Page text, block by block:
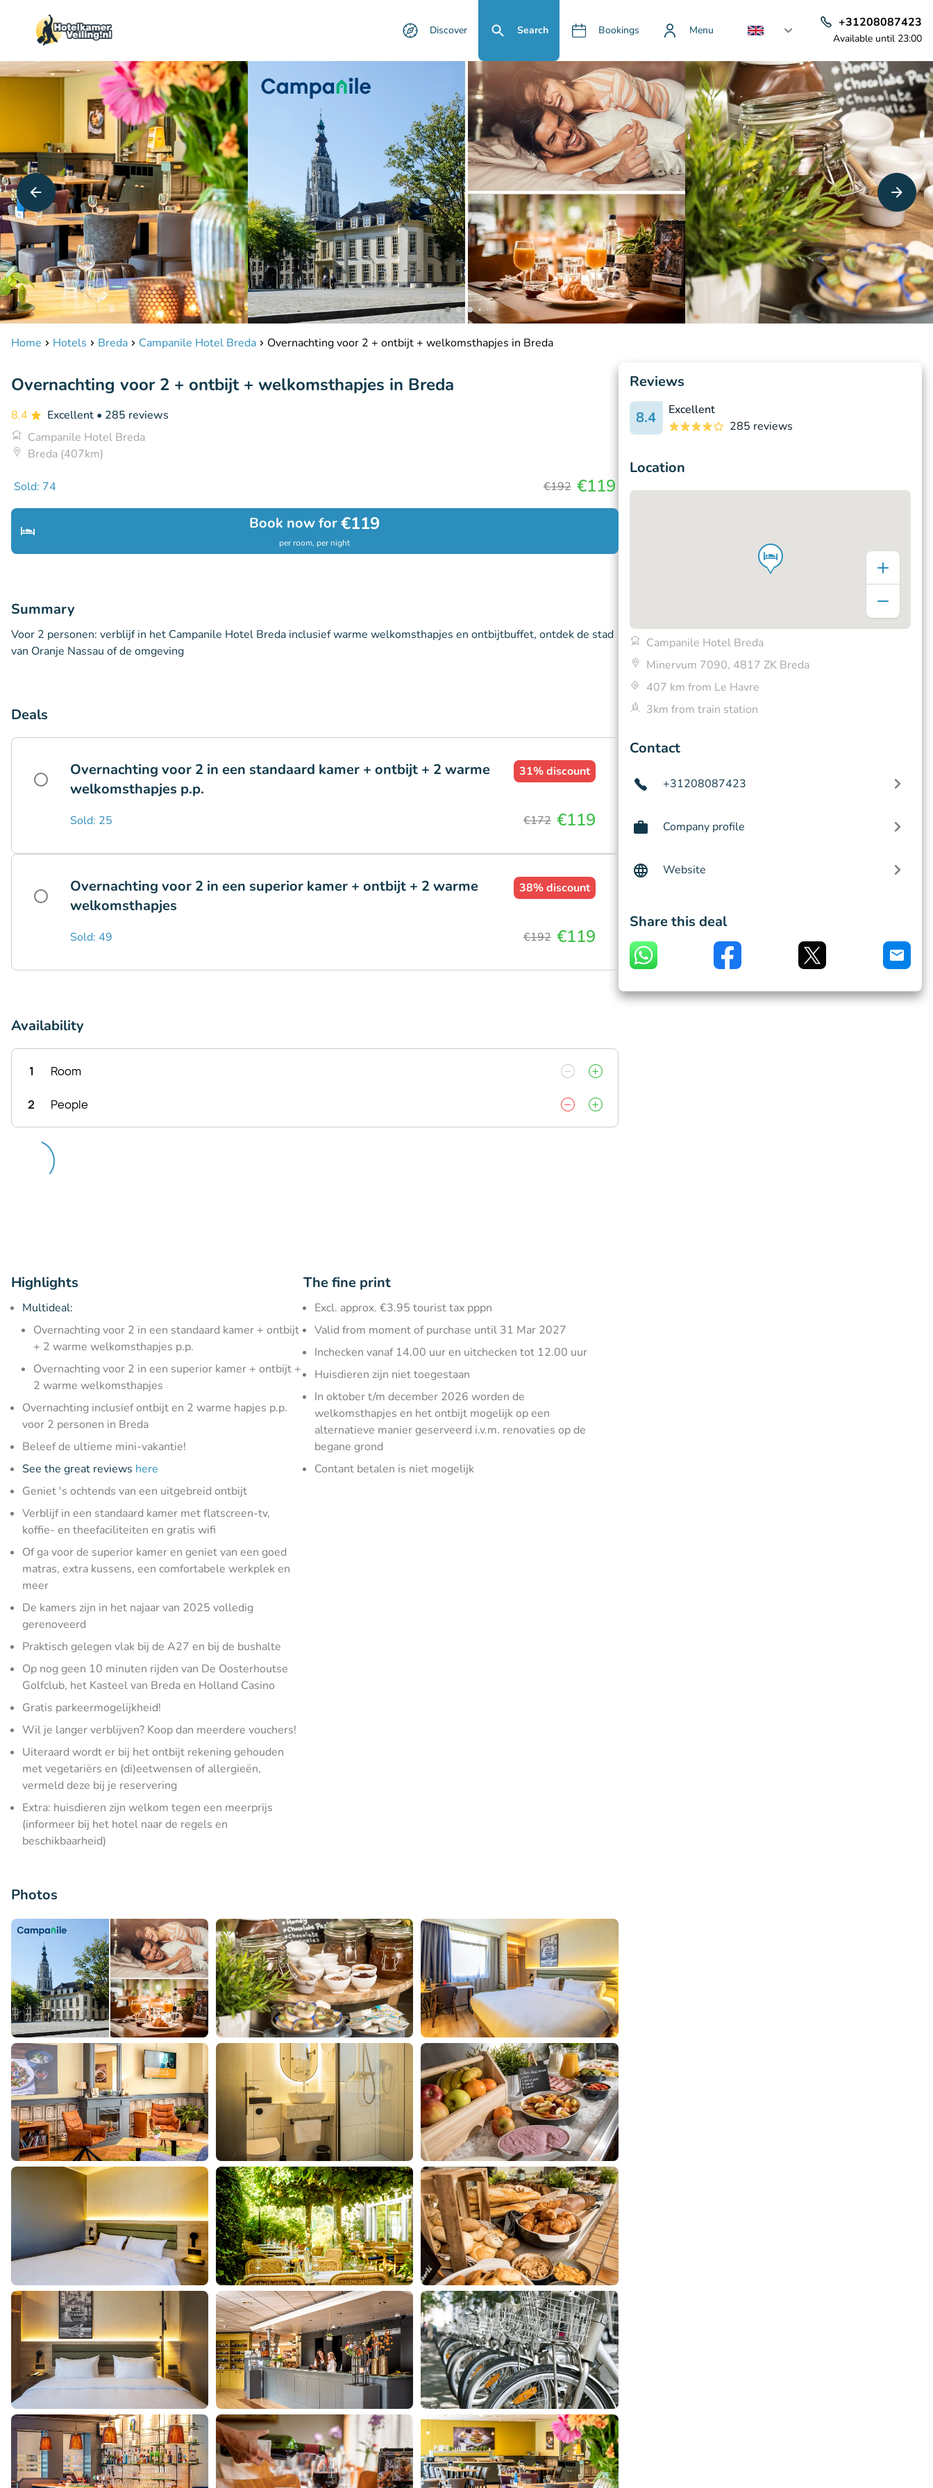
Discover Search Bookings Menu
+31208087423
Available until 23:00
Home Hotels Breda Campanile Hotel Breda Overnachting voor 2 + ontbijt + welkomsthapjes in Breda
Overnachting voor 2 + ontbijt + welkomsthapjes in Breda
8.4 Excellent • 285 reviews
Campanile Hotel Breda
Breda (407km)
Sold: 74 €192 €119
Book now for€119
per room, per night
Summary
Voor 2 personen: verblijf in het Campanile Hotel Breda inclusief warme welkomsthapjes en ontbijtbuffet, ontdek de stad
van Oranje Nassau of de omgeving
Deals
Overnachting voor 2 in een standaard kamer + ontbijt + 2 warme
welkomsthapjes p.p.
31%discount
Sold: 25 €172 €119
Overnachting voor 2 in een superior kamer + ontbijt + 2 warme
welkomsthapjes
38%discount
Sold: 49 €192 €119
Availability
1 Room
2 People
Highlights
Multideal:
Overnachting voor 2 in een standaard kamer + ontbijt
+ 2 warme welkomsthapjes p.p.
Overnachting voor 2 in een superior kamer + ontbijt +
2 warme welkomsthapjes
Overnachting inclusief ontbijt en 2 warme hapjes p.p.
voor 2 personen in Breda
Beleef de ultieme mini-vakantie!
See the great reviews here
Geniet 's ochtends van een uitgebreid ontbijt
Verblijf in een standaard kamer met flatscreen-tv,
koffie- en theefaciliteiten en gratis wifi
Of ga voor de superior kamer en geniet van een goed
matras, extra kussens, een comfortabele werkplek en
meer
De kamers zijn in het najaar van 2025 volledig
gerenoveerd
Praktisch gelegen vlak bij de A27 en bij de bushalte
Op nog geen 10 minuten rijden van De Oosterhoutse
Golfclub, het Kasteel van Breda en Holland Casino
Gratis parkeermogelijkheid!
Wil je langer verblijven? Koop dan meerdere vouchers!
Uiteraard wordt er bij het ontbijt rekening gehouden
met vegetariërs en (di)eetwensen of allergieën,
vermeld deze bij je reservering
Extra: huisdieren zijn welkom tegen een meerprijs
(informeer bij het hotel naar de regels en
beschikbaarheid)
The fine print
Excl. approx. €3.95 tourist tax pppn
Valid from moment of purchase until 31 Mar 2027
Inchecken vanaf 14.00 uur en uitchecken tot 12.00 uur
Huisdieren zijn niet toegestaan
In oktober t/m december 2026 worden de
welkomsthapjes en het ontbijt mogelijk op een
alternatieve manier geserveerd i.v.m. renovaties op de
begane grond
Contant betalen is niet mogelijk
Photos
Reviews
8.4
Excellent
285 reviews
Location
Campanile Hotel Breda
Minervum 7090, 4817 ZK Breda
407 km from Le Havre
3km from train station
Contact
+31208087423
Company profile
Website
Share this deal